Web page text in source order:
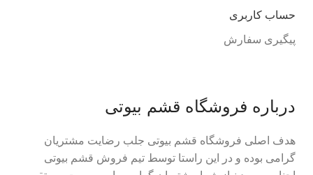
حساب کاربری
پیگیری سفارش
درباره فروشگاه قشم بیوتی
هدف اصلی فروشگاه قشم بیوتی جلب رضایت مشتریان
گرامی بوده و در این راستا توسط تیم فروش قشم بیوتی